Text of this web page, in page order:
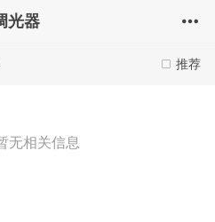
光器
推荐
无相关信息